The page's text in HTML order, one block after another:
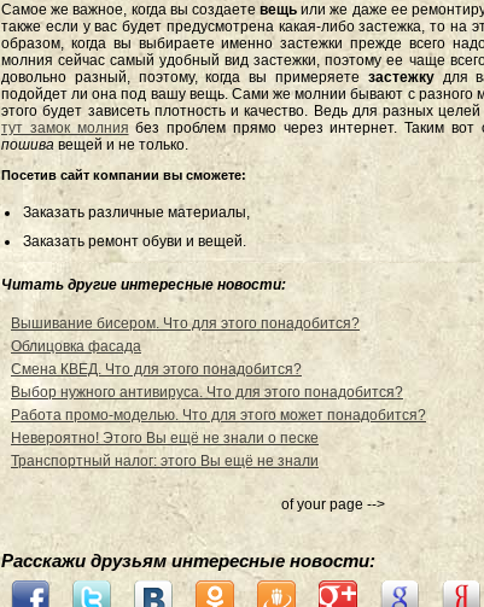
Самое же важное, когда вы создаете вещьили же даже ее
также если у вас будет предусмотрена какая-либо застежка, то на
образом, когда вы выбираете именно застежки прежде всего
молния сейчас самый удобный вид застежки, поэтому ее чаще
довольно разный, поэтому, когда вы примеряете застежку для
подойдет ли она под вашу вещь. Сами же молнии бывают с разного
этого будет зависеть плотность и качество. Ведь для разных
тут замок молния без проблем прямо через интернет. Таким
пошива вещей и не только.
Посетив сайт компании вы сможете:
Заказать различные материалы,
Заказать ремонт обуви и вещей.
Читать другие интересные новости:
Вышивание бисером. Что для этого понадобится?
Облицовка фасада
Смена КВЕД. Что для этого понадобится?
Выбор нужного антивируса. Что для этого понадобится?
Работа промо-моделью. Что для этого может понадобится?
Невероятно! Этого Вы ещё не знали о песке
Транспортный налог: этого Вы ещё не знали
of your page -->
Расскажи друзьям интересные новости: